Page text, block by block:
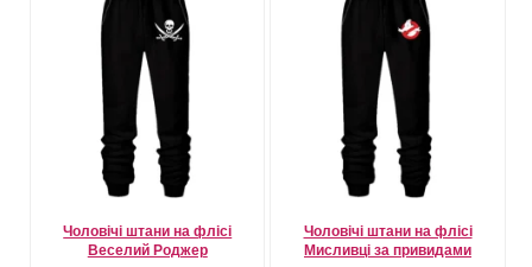
Чоловічі штани на флісі
Веселий Роджер
Чоловічі штани на флісі
Мисливці за привидами